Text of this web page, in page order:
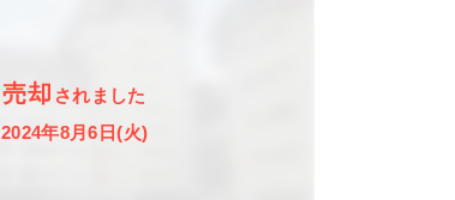
売却 されました
2024年8月6日(火)